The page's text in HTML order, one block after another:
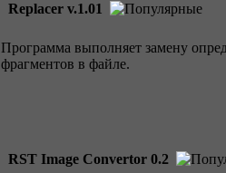
Replacer v.1.01
Программа выполняет замену
фрагментов в файле.
RST Image Convertor 0.2